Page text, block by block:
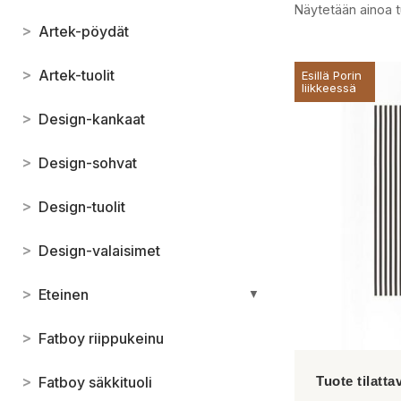
> Artek-pöydät
> Artek-tuolit
> Design-kankaat
> Design-sohvat
> Design-tuolit
> Design-valaisimet
> Eteinen ▼
> Fatboy riippukeinu
> Fatboy säkkituoli
Näytetään ainoa
Esillä Porin
liikkeessä